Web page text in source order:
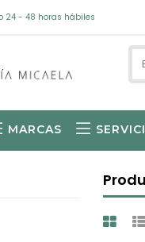
24 - 48 horas hábiles
MARCAS